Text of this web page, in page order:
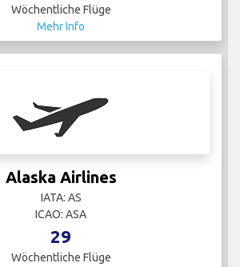
Wöchentliche Flüge
Mehr Info
Alaska Airlines
IATA: AS
ICAO: ASA
29
Wöchentliche Flüge